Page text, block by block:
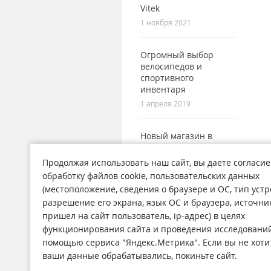
Vitek
1 ноября 2021
Огромный выбор
велосипедов и
спортивного
инвентаря
1 апреля 2019
Новый магазин в
городе Поронайск
7 сентября 2017
Магазины
О компании
Продолжая использовать наш сайт, вы даете
обработку файлов cookie, пользовательских данных
(местоположение, сведения о браузере и ОС, тип
разрешение его экрана, язык ОС и браузера,
пришел на сайт пользователь, ip-адрес) в целях
функционирования сайта и проведения
помощью сервиса "Яндекс.Метрика". Если вы не
ваши данные обрабатывались, покиньте сайт.